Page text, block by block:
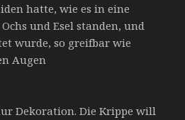
hatte, wie es in eine
und Esel standen, und
wurde, so greifbar wie
Augen
Dekoration. Die Krippe will